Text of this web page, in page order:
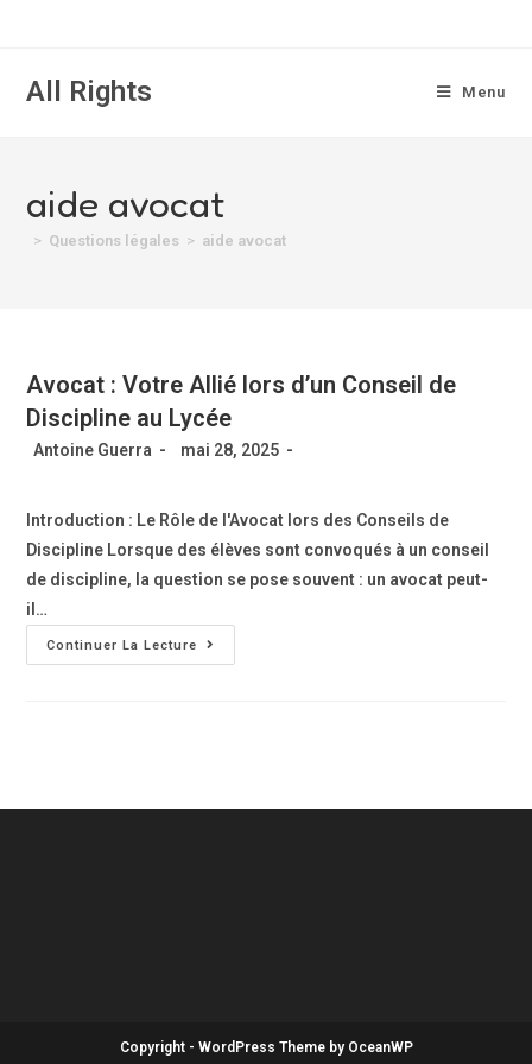
All Rights Menu
aide avocat
> Questions légales > aide avocat
Avocat : Votre Allié lors d’un Conseil de
Discipline au Lycée
Antoine Guerra mai 28, 2025
Introduction : Le Rôle de l'Avocat lors des Conseils de
Discipline Lorsque des élèves sont convoqués à un conseil
de discipline, la question se pose souvent : un avocat peut-
il…
Continuer La Lecture
Copyright - WordPress Theme by OceanWP